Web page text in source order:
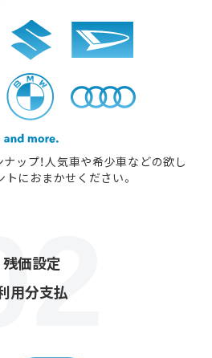
ップ！人気車や希少車などの欲し
におまかせください。
残価設定
用分支払